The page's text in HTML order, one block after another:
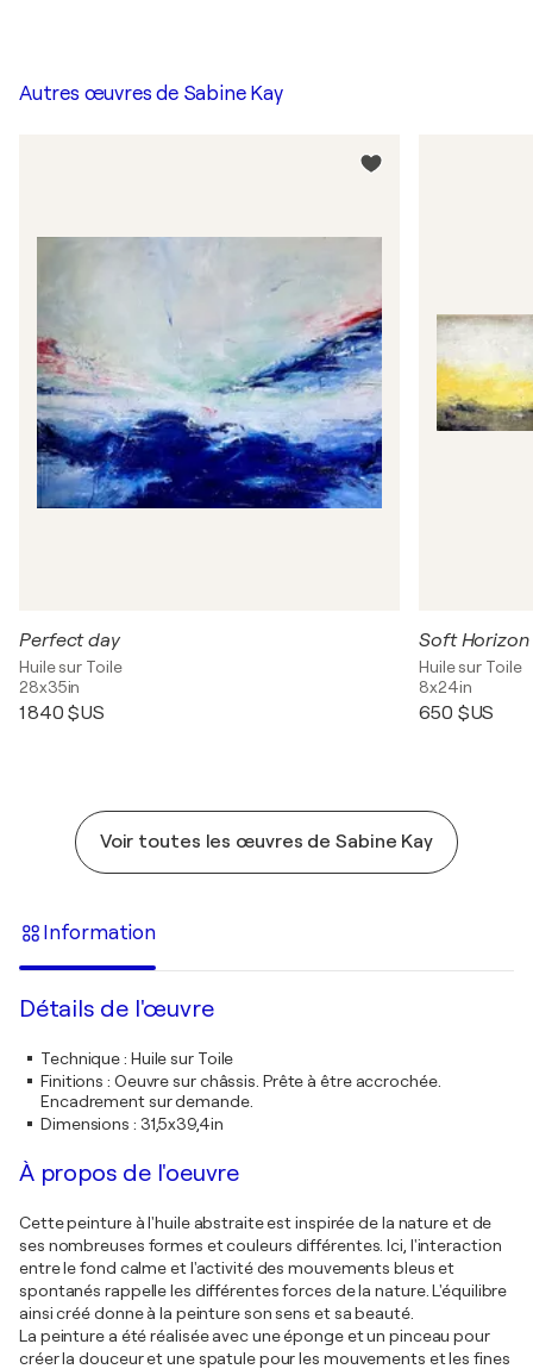
Autres œuvres de Sabine Kay
Perfect day
Huile sur Toile
28x35in
1 840 $US
Soft Horizon
Huile sur Toile
8x24in
650 $US
Voir toutes les œuvres de Sabine Kay
Information
Détails de l'œuvre
Technique: Huile sur Toile
Finitions : Oeuvre sur châssis. Prête à être accrochée.
Encadrement sur demande.
Dimensions : 31,5x39,4in
À propos de l'oeuvre
Cette peinture à l'huile abstraite est inspirée de la nature et de
ses nombreuses formes et couleurs différentes. Ici, l'interaction
entre le fond calme et l'activité des mouvements bleus et
spontanés rappelle les différentes forces de la nature. L'équilibre
ainsi créé donne à la peinture son sens et sa beauté.
La peinture a été réalisée avec une éponge et un pinceau pour
créer la douceur et une spatule pour les mouvements et les fines